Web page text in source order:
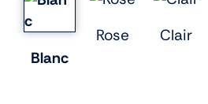
Blanc
Rose
Clair